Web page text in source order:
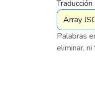
Traducción
Palabras
eliminar, ni